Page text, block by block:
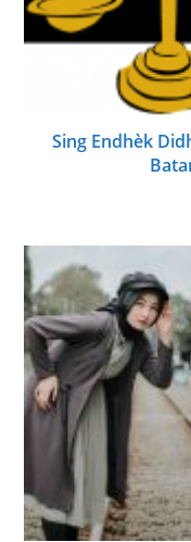
Sing Endhèk